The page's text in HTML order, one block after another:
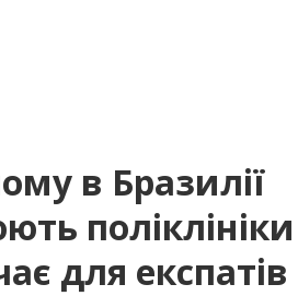
в Бразилії
поліклініки
для експатів